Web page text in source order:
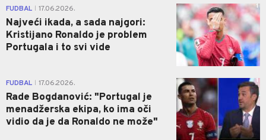
FUDBAL 17.06.2026.
Najveći ikada, a sada najgori:
Kristijano Ronaldo je problem
Portugala i to svi vide
1
FUDBAL 17.06.2026.
Rade Bogdanović: "Portugal je
menadžerska ekipa, ko ima oči
vidio da je da Ronaldo ne može"
1